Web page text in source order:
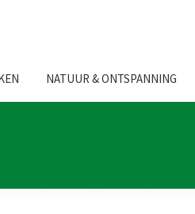
NATUUR & ONTSPANNING